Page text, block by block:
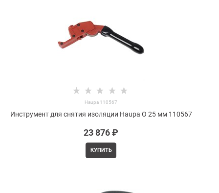
Haupa 110567
Инструмент для снятия изоляции Haupa O 25 мм 110567
23 876 ₽
КУПИТЬ